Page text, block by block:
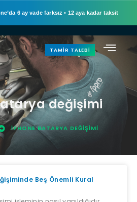
6 ay vade farksız • 12 aya kadar taksit
TAMIR TALEBI
değişimi
IPHONE BATARYA DEĞIŞIMI
Beş Önemli Kural